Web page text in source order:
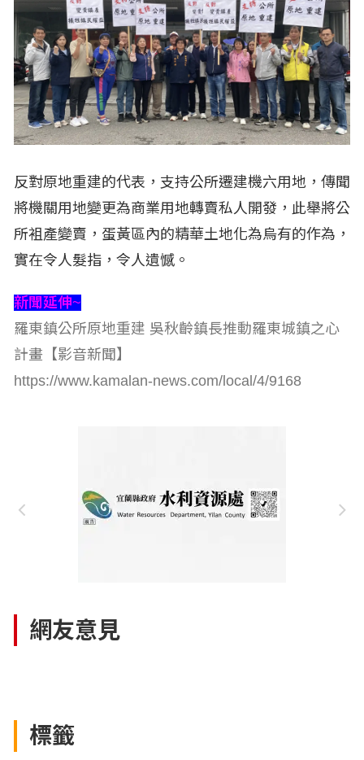
反對原地重建的代表，支持公所遷建機六用地，傳聞
將機關用地變更為商業用地轉賣私人開發，此舉將公
所袓產變賣，蛋黃區內的精華土地化為烏有的作為，
實在令人髮指，令人遺憾。
新聞延伸~
羅東鎮公所原地重建 吳秋齡鎮長推動羅東城鎮之心
計畫【影音新聞】
https://www.kamalan-news.com/local/4/9168
網友意見
標籤